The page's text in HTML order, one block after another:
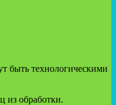
быть технологическими
из обработки.